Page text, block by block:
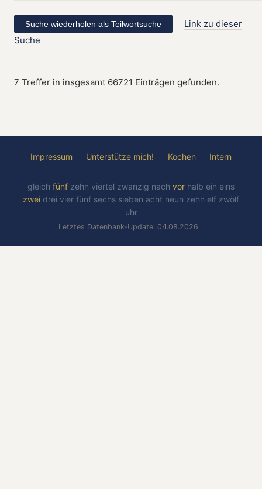
Link zu dieser
Suche
7 Treffer in insgesamt 66721 Einträgen gefunden.
Impressum Unterstütze mich! Kochen Intern
gleich fünf zehn viertel zwanzig nach vor halb ein eins
zwei drei vier fünf sechs sieben acht neun zehn elf zwölf
uhr
Letztes Datenbank-Update: 04.08.2026